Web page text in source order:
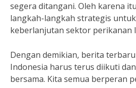
segera ditangani. Oleh karena
langkah-langkah strategis
keberlanjutan sektor perikanan
Dengan demikian, berita
Indonesia harus terus diikuti
bersama. Kita semua berperan